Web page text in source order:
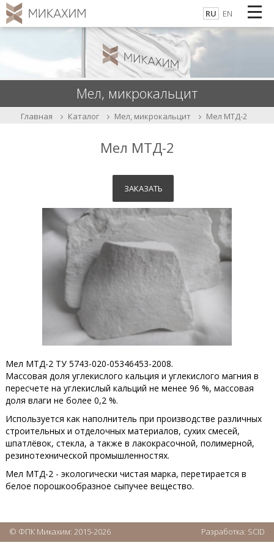
RU EN
Мел, микрокальцит
Главная Каталог Мел, микрокальцит Мел МТД-2
Мел МТД-2
ЗАКАЗАТЬ
Мел МТД-2 ТУ 5743-020-05346453-2008.
Массовая доля углекислого кальция и углекислого магния в
пересчете на углекислый кальций не менее 96 %, массовая
доля влаги не более 0,2 %.
Используется как наполнитель при производстве различных
строительных и отделочных материалов, сухих смесей,
шпатлёвок, стекла, а также в лакокрасочной, полимерной,
резинотехнической промышленностях.
Мел МТД-2 - экологически чистая марка, перетирается в
белое порошкообразное сыпучее вещество.
© ФПК Микахим: 2015-2026 Разработка: SCID